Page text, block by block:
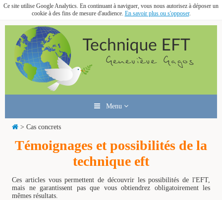
Ce site utilise Google Analytics. En continuant à naviguer, vous nous autorisez à déposer un
cookie à des fins de mesure d'audience. En savoir plus ou s'opposer.
Menu
> Cas concrets
Témoignages et possibilités de la
technique eft
Ces articles vous permettent de découvrir les possibilités de l'EFT,
mais ne garantissent pas que vous obtiendrez obligatoirement les
mêmes résultats.